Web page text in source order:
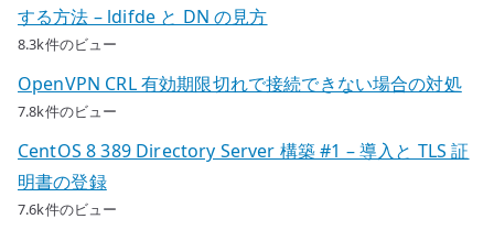
する方法 – ldifde と DN の見方
8.3k件のビュー
OpenVPN CRL 有効期限切れで接続できない場合の対処
7.8k件のビュー
CentOS 8 389 Directory Server 構築 #1 – 導入と TLS 証
明書の登録
7.6k件のビュー